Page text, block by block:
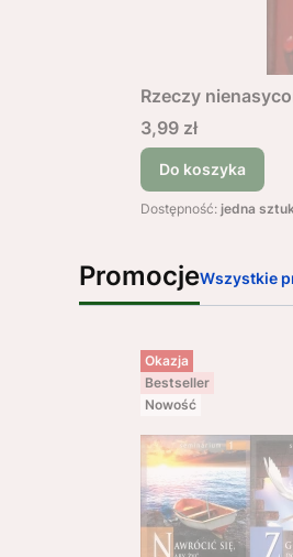
Rzeczy
Cena
3,99 zł
Do koszyka
Dostępność: jedna
PromocjeWszystkie
Okazja
Bestseller
Nowość